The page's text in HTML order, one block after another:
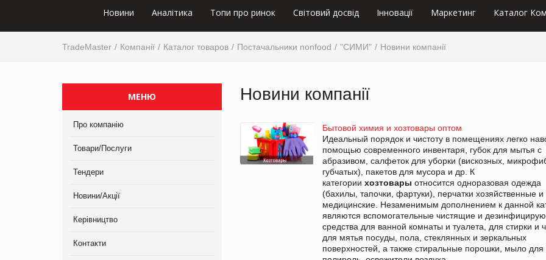
Новини Аналітика Топи про ринок Світовий досвід Інновації Маркетинг Каталог
TradeMaster Компанії Каталог товаров Постачальники nonfood "СИМИ" Новини компанії
МЕНЮ
Про компанію
Товари/Послуги
Тендери
Новини/Акції
Керівництво
Контакти
Новини компанії
Бытовой химия и хозтовары оптом
Идеальный порядок и чистоту в помещениях легко
помощью современного инвентаря, губок для мытья с
абразивом, салфеток для уборки (вискозных,
губчатых), пакетов для мусора и др. К
категории хозтовары относится одноразовая одежда
(бахилы, тапочки, фартуки), перчатки хозяйственные и
медицинские. Незаменимым дополнением к данной
являются вспомогательные чистящие и
средства для ванной комнаты и туалета, для стирки и
для мятья посуды, пола, стеклянных и зеркальных
поверхностей, а также стиральные порошки, мыло для